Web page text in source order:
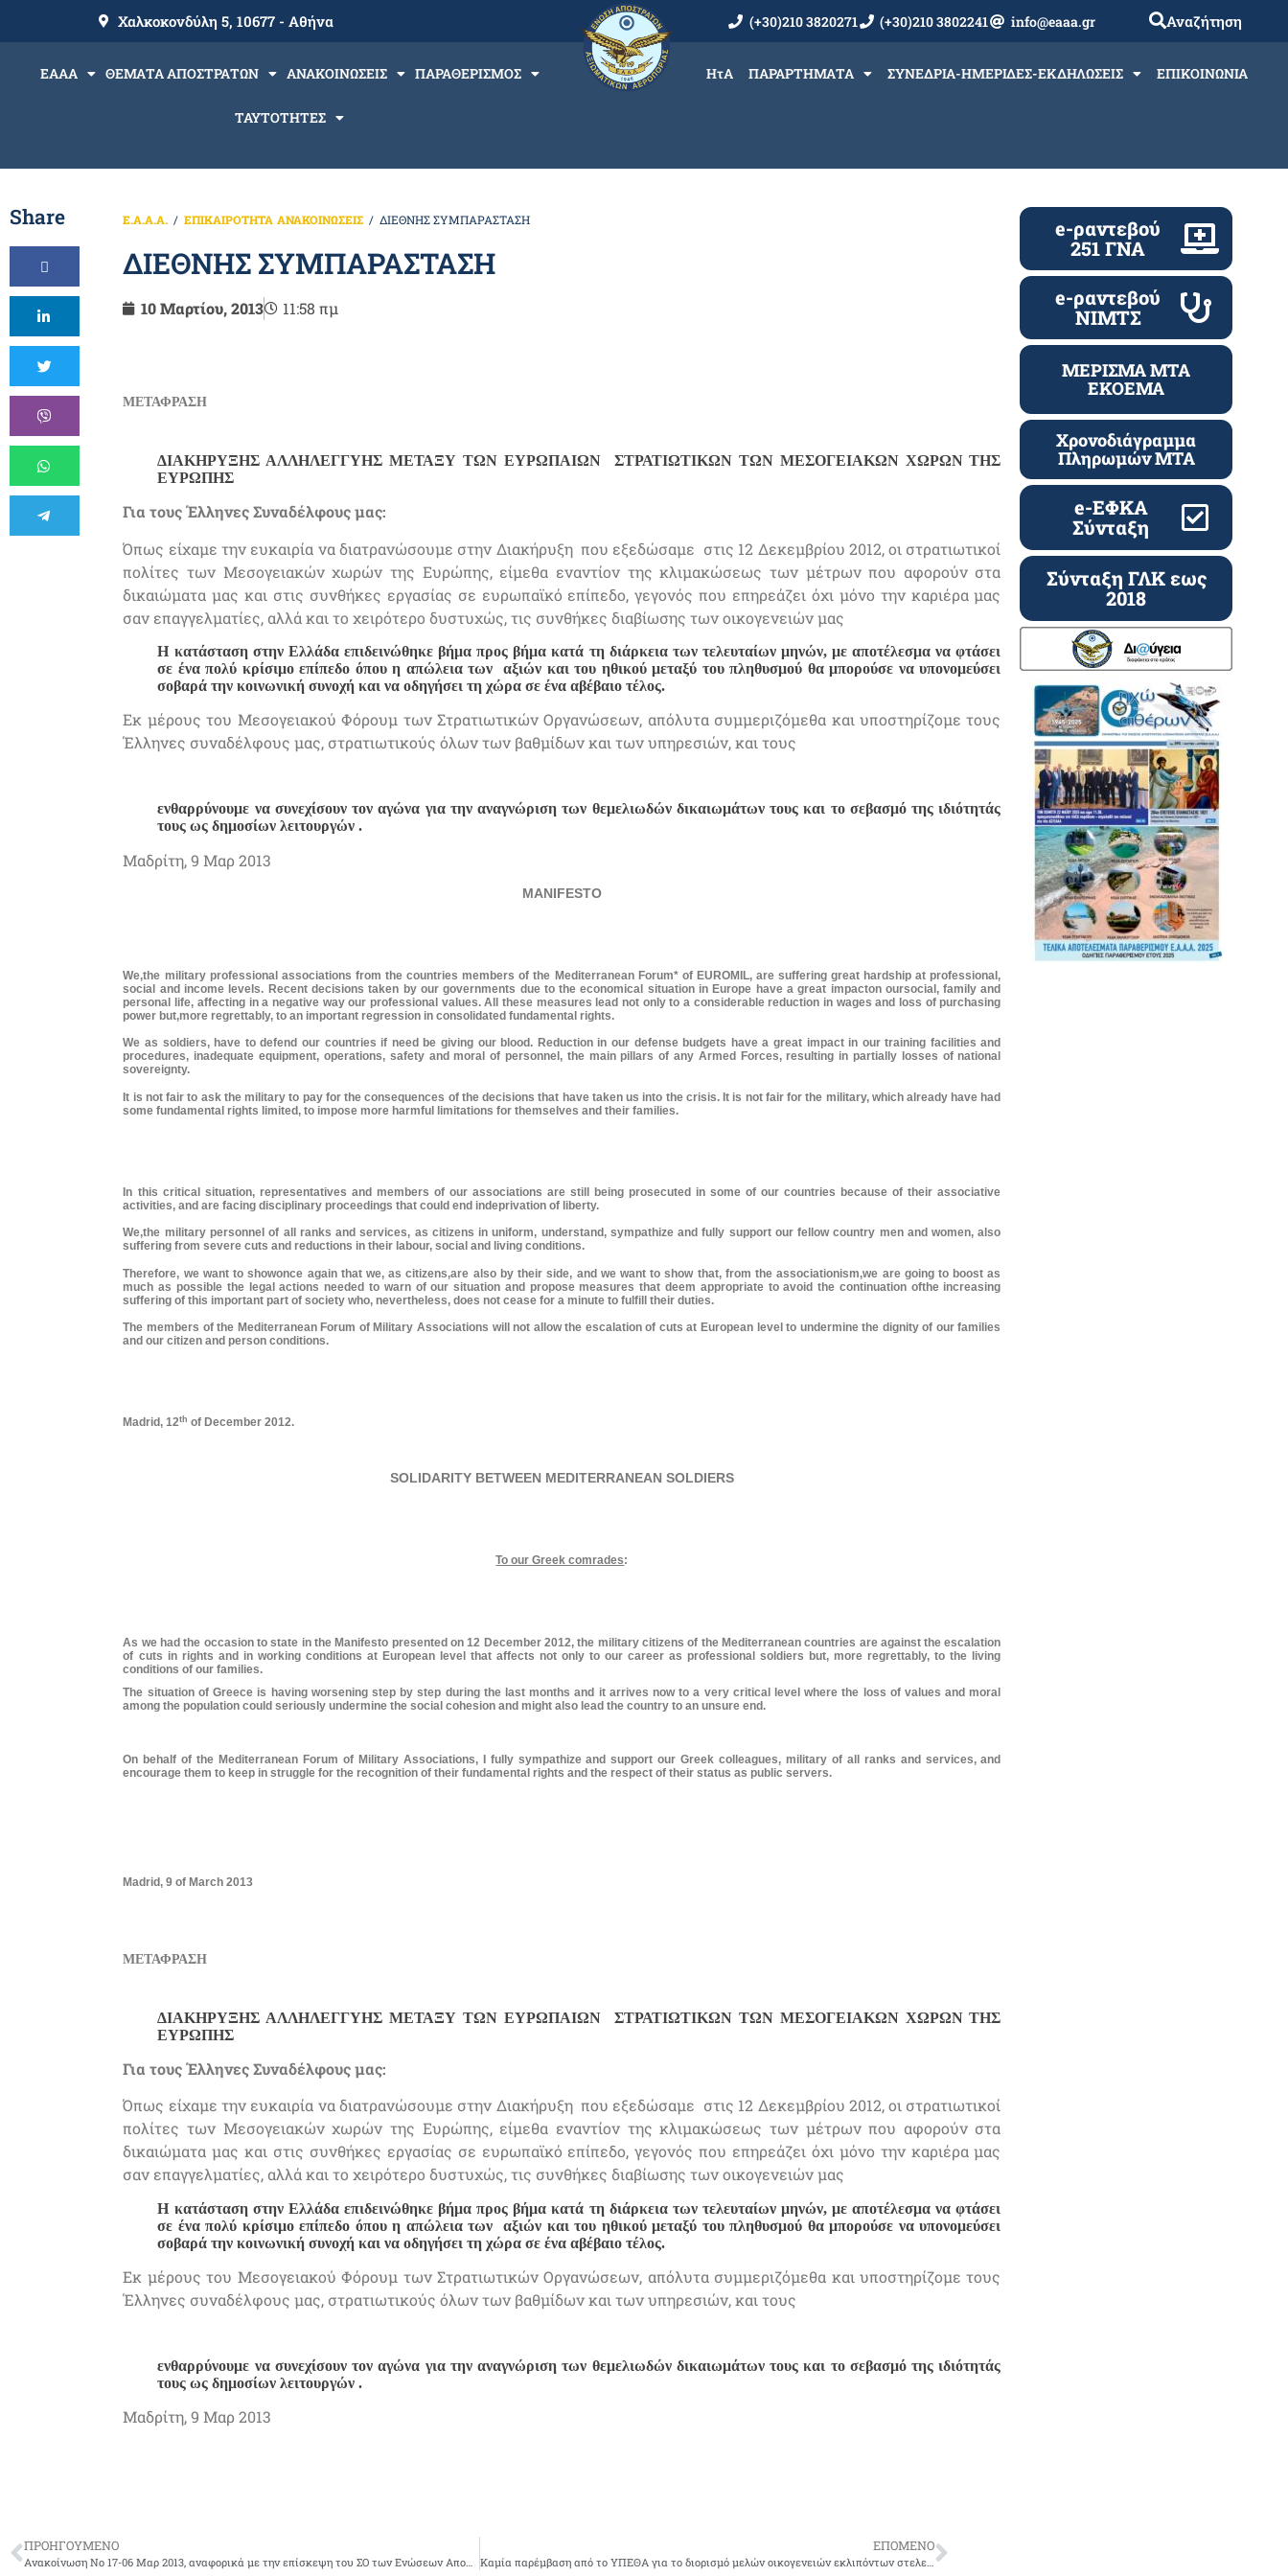
Χαλκοκονδύλη 5, 10677 - Αθήνα (+30)210 3820271 (+30)210 3802241 info@eaaa.gr Αναζήτηση
ΕΑΑΑ ΘΕΜΑΤΑ ΑΠΟΣΤΡΑΤΩΝ ΑΝΑΚΟΙΝΩΣΕΙΣ ΠΑΡΑΘΕΡΙΣΜΟΣ
ΤΑΥΤΟΤΗΤΕΣ
ΗτΑ ΠΑΡΑΡΤΗΜΑΤΑ ΣΥΝΕΔΡΙΑ-ΗΜΕΡΙΔΕΣ-ΕΚΔΗΛΩΣΕΙΣ ΕΠΙΚΟΙΝΩΝΙΑ
Share Ε.Α.Α.Α. ΕΠΙΚΑΙΡΟΤΗΤΑ ΑΝΑΚΟΙΝΩΣΕΙΣ ΔΙΕΘΝΗΣ ΣΥΜΠΑΡΑΣΤΑΣΗ
ΔΙΕΘΝΗΣ ΣΥΜΠΑΡΑΣΤΑΣΗ
10 Μαρτίου, 2013 11:58 πμ
ΜΕΤΑΦΡΑΣΗ
ΔΙΑΚΗΡΥΞΗΣ ΑΛΛΗΛΕΓΓΥΗΣ ΜΕΤΑΞΥ ΤΩΝ ΕΥΡΩΠΑΙΩΝ ΣΤΡΑΤΙΩΤΙΚΩΝ ΤΩΝ ΜΕΣΟΓΕΙΑΚΩΝ ΧΩΡΩΝ ΤΗΣ
ΕΥΡΩΠΗΣ
Για τους Έλληνες Συναδέλφους μας:
Όπως είχαμε την ευκαιρία να διατρανώσουμε στην Διακήρυξη που εξεδώσαμε στις 12 Δεκεμβρίου 2012, οι στρατιωτικοί
πολίτες των Μεσογειακών χωρών της Ευρώπης, είμεθα εναντίον της κλιμακώσεως των μέτρων που αφορούν στα
δικαιώματα μας και στις συνθήκες εργασίας σε ευρωπαϊκό επίπεδο, γεγονός που επηρεάζει όχι μόνο την καριέρα μας
σαν επαγγελματίες, αλλά και το χειρότερο δυστυχώς, τις συνθήκες διαβίωσης των οικογενειών μας
Η κατάσταση στην Ελλάδα επιδεινώθηκε βήμα προς βήμα κατά τη διάρκεια των τελευταίων μηνών, με αποτέλεσμα να φτάσει
σε ένα πολύ κρίσιμο επίπεδο όπου η απώλεια των αξιών και του ηθικού μεταξύ του πληθυσμού θα μπορούσε να υπονομεύσει
σοβαρά την κοινωνική συνοχή και να οδηγήσει τη χώρα σε ένα αβέβαιο τέλος.
Εκ μέρους του Μεσογειακού Φόρουμ των Στρατιωτικών Οργανώσεων, απόλυτα συμμεριζόμεθα και υποστηρίζομε τους
Έλληνες συναδέλφους μας, στρατιωτικούς όλων των βαθμίδων και των υπηρεσιών, και τους
ενθαρρύνουμε να συνεχίσουν τον αγώνα για την αναγνώριση των θεμελιωδών δικαιωμάτων τους και το σεβασμό της ιδιότητάς
τους ως δημοσίων λειτουργών .
Μαδρίτη, 9 Μαρ 2013
MANIFESTO
We,the military professional associations from the countries members of the Mediterranean Forum* of EUROMIL, are suffering great hardship at professional,
social and income levels. Recent decisions taken by our governments due to the economical situation in Europe have a great impacton oursocial, family and
personal life, affecting in a negative way our professional values. All these measures lead not only to a considerable reduction in wages and loss of purchasing
power but,more regrettably, to an important regression in consolidated fundamental rights.
We as soldiers, have to defend our countries if need be giving our blood. Reduction in our defense budgets have a great impact in our training facilities and
procedures, inadequate equipment, operations, safety and moral of personnel, the main pillars of any Armed Forces, resulting in partially losses of national
sovereignty.
It is not fair to ask the military to pay for the consequences of the decisions that have taken us into the crisis. It is not fair for the military, which already have had
some fundamental rights limited, to impose more harmful limitations for themselves and their families.
In this critical situation, representatives and members of our associations are still being prosecuted in some of our countries because of their associative
activities, and are facing disciplinary proceedings that could end indeprivation of liberty.
We,the military personnel of all ranks and services, as citizens in uniform, understand, sympathize and fully support our fellow country men and women, also
suffering from severe cuts and reductions in their labour, social and living conditions.
Therefore, we want to showonce again that we, as citizens,are also by their side, and we want to show that, from the associationism,we are going to boost as
much as possible the legal actions needed to warn of our situation and propose measures that deem appropriate to avoid the continuation ofthe increasing
suffering of this important part of society who, nevertheless, does not cease for a minute to fulfill their duties.
The members of the Mediterranean Forum of Military Associations will not allow the escalation of cuts at European level to undermine the dignity of our families
and our citizen and person conditions.
Madrid, 12th of December 2012.
SOLIDARITY BETWEEN MEDITERRANEAN SOLDIERS
To our Greek comrades:
As we had the occasion to state in the Manifesto presented on 12 December 2012, the military citizens of the Mediterranean countries are against the escalation
of cuts in rights and in working conditions at European level that affects not only to our career as professional soldiers but, more regrettably, to the living
conditions of our families.
The situation of Greece is having worsening step by step during the last months and it arrives now to a very critical level where the loss of values and moral
among the population could seriously undermine the social cohesion and might also lead the country to an unsure end.
On behalf of the Mediterranean Forum of Military Associations, I fully sympathize and support our Greek colleagues, military of all ranks and services, and
encourage them to keep in struggle for the recognition of their fundamental rights and the respect of their status as public servers.
Madrid, 9 of March 2013
ΜΕΤΑΦΡΑΣΗ
ΔΙΑΚΗΡΥΞΗΣ ΑΛΛΗΛΕΓΓΥΗΣ ΜΕΤΑΞΥ ΤΩΝ ΕΥΡΩΠΑΙΩΝ ΣΤΡΑΤΙΩΤΙΚΩΝ ΤΩΝ ΜΕΣΟΓΕΙΑΚΩΝ ΧΩΡΩΝ ΤΗΣ
ΕΥΡΩΠΗΣ
Για τους Έλληνες Συναδέλφους μας:
Όπως είχαμε την ευκαιρία να διατρανώσουμε στην Διακήρυξη που εξεδώσαμε στις 12 Δεκεμβρίου 2012, οι στρατιωτικοί
πολίτες των Μεσογειακών χωρών της Ευρώπης, είμεθα εναντίον της κλιμακώσεως των μέτρων που αφορούν στα
δικαιώματα μας και στις συνθήκες εργασίας σε ευρωπαϊκό επίπεδο, γεγονός που επηρεάζει όχι μόνο την καριέρα μας
σαν επαγγελματίες, αλλά και το χειρότερο δυστυχώς, τις συνθήκες διαβίωσης των οικογενειών μας
Η κατάσταση στην Ελλάδα επιδεινώθηκε βήμα προς βήμα κατά τη διάρκεια των τελευταίων μηνών, με αποτέλεσμα να φτάσει
σε ένα πολύ κρίσιμο επίπεδο όπου η απώλεια των αξιών και του ηθικού μεταξύ του πληθυσμού θα μπορούσε να υπονομεύσει
σοβαρά την κοινωνική συνοχή και να οδηγήσει τη χώρα σε ένα αβέβαιο τέλος.
Εκ μέρους του Μεσογειακού Φόρουμ των Στρατιωτικών Οργανώσεων, απόλυτα συμμεριζόμεθα και υποστηρίζομε τους
Έλληνες συναδέλφους μας, στρατιωτικούς όλων των βαθμίδων και των υπηρεσιών, και τους
ενθαρρύνουμε να συνεχίσουν τον αγώνα για την αναγνώριση των θεμελιωδών δικαιωμάτων τους και το σεβασμό της ιδιότητάς
τους ως δημοσίων λειτουργών .
Μαδρίτη, 9 Μαρ 2013
e-ραντεβού
251 ΓΝΑ
e-ραντεβού
ΝΙΜΤΣ
ΜΕΡΙΣΜΑ ΜΤΑ
ΕΚΟΕΜΑ
Χρονοδιάγραμμα
Πληρωμών ΜΤΑ
e-ΕΦΚΑ
Σύνταξη
Σύνταξη ΓΛΚ εως
2018
ΠΡΟΗΓΟΥΜΕΝΟ
Aνακοίνωση Νο 17-06 Μαρ 2013, αναφορικά με την επίσκεψη του ΣΟ των Ενώσεων Αποστράτων στον Πρόεδρο της ΔΗΜ.ΑΡ
ΕΠΟΜΕΝΟ
Καμία παρέμβαση από το ΥΠΕΘΑ για το διορισμό μελών οικογενειών εκλιπόντων στελεχών μας;